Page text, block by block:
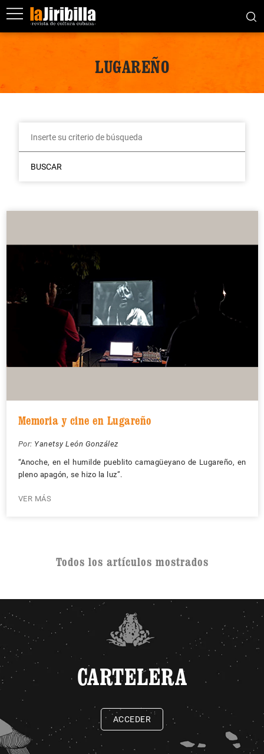
LUGAREÑO
BUSCAR
Memoria y cine en Lugareño
Por: Yanetsy León González
“Anoche, en el humilde pueblito camagüeyano de Lugareño, en
pleno apagón, se hizo la luz”.
VER MÁS
Todos los artículos mostrados
CARTELERA
ACCEDER